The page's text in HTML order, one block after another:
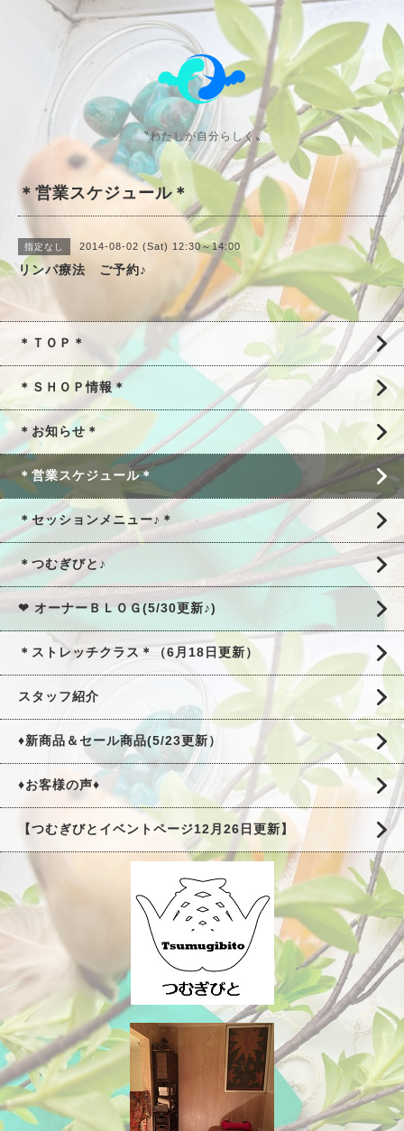
〝わたしが自分らしく〟
＊営業スケジュール＊
指定なし 2014-08-02 (Sat) 12:30～14:00
リンパ療法 ご予約♪
＊ＴＯＰ＊
＊ＳＨＯＰ情報＊
＊お知らせ＊
＊営業スケジュール＊
＊セッションメニュー♪＊
＊つむぎびと♪
❤ オーナーＢＬＯＧ(5/30更新♪)
＊ストレッチクラス＊（6月18日更新）
スタッフ紹介
♦新商品＆セール商品(5/23更新）
♦お客様の声♦
【つむぎびとイベントページ12月26日更新】